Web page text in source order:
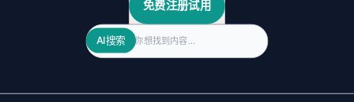
免费注册试用
Search
AI搜索